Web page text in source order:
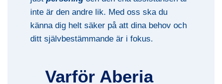
inte är den andre lik. Med oss ska du
känna dig helt säker på att dina behov och
ditt självbestämmande är i fokus.
Varför Aberia